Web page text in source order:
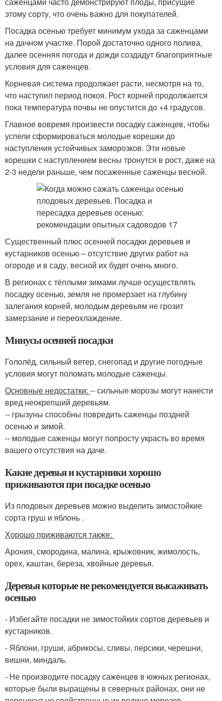
этому сорту, что очень важно для покупателей.
Посадка осенью требует минимум ухода за саженцами
на дачном участке. Порой достаточно одного полива,
далее осенняя погода и дожди создадут благоприятные
условия для саженцев.
Корневая система продолжает расти, несмотря на то,
что наступил период покоя. Рост корней продолжается
пока температура почвы не опустится до +4 градусов.
Главное вовремя произвести посадку саженцев, чтобы
успели сформироваться молодые корешки до
наступления устойчивых заморозков. Эти новые
корешки с наступлением весны тронутся в рост, даже на
2-3 недели раньше, чем посаженные саженцы весной.
Существенный плюс осенней посадки деревьев и
кустарников осенью – отсутствие других работ на
огороде и в саду, весной их будет очень много.
В регионах с тёплыми зимами лучше осуществлять
посадку осенью, земля не промерзает на глубину
залегания корней, молодым деревьям не грозит
замерзание и переохлаждение.
Минусы осенней посадки
Гололёд, сильный ветер, снегопад и другие погодные
условия могут поломать молодые саженцы.
Основные недостатки: -- сильные морозы могут нанести
вред неокрепший деревьям.
-- грызуны способны повредить саженцы поздней
осенью и зимой.
-- молодые саженцы могут попросту украсть во время
вашего отсутствия на даче.
Какие деревья и кустарники хорошо
приживаются при посадке осенью
Из плодовых деревьев можно выделить зимостойкие
сорта груш и яблонь .
Хорошо приживаются также:
Арония, смородина, малина, крыжовник, жимолость,
орех, каштан, береза, хвойные деревья.
Деревья которые не рекомендуется высаживать
осенью
- Избегайте посадки не зимостойких сортов деревьев и
кустарников.
- Яблони, груши, абрикосы, сливы, персики, черешни,
вишни, миндаль.
- Не производите посадку саженцев в южных регионах,
которые были выращены в северных районах, они не